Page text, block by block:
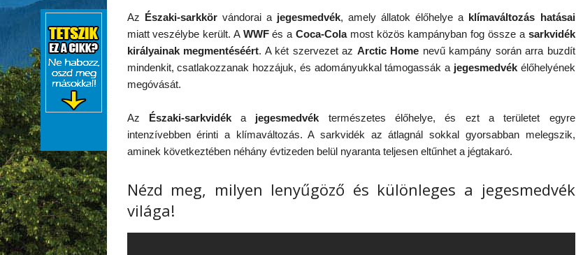
Az Északi-sarkkörvándorai ajegesmedvék, amely állatok élőhelye a klímaváltozás hatásai
miatt veszélybe került. A WWFés aCoca-Colamost közös kampányban fog össze a sarkvidék
királyainak megmentéséért. A két szervezet az Arctic Home nevű kampány során arra buzdít
mindenkit, csatlakozzanak hozzájuk, és adományukkal támogassák a jegesmedvékélőhelyének
megóvását.
Az Északi-sarkvidéka jegesmedvék természetes élőhelye, és ezt a területet egyre
intenzívebben érinti a klímaváltozás. A sarkvidék az átlagnál sokkal gyorsabban melegszik,
aminek következtében néhány évtizeden belül nyaranta teljesen eltűnhet a jégtakaró.
Nézd meg, milyen lenyűgöző és különleges a jegesmedvék
világa!